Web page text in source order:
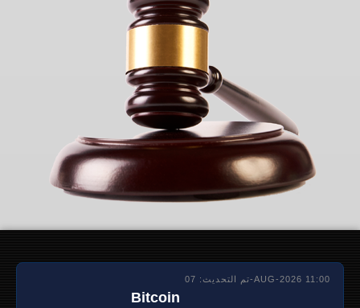
تم التحديث: 07-AUG-2026 11:00
Bitcoin